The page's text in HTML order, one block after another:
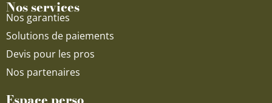
Nos services
Nos garanties
Solutions de paiements
Devis pour les pros
Nos partenaires